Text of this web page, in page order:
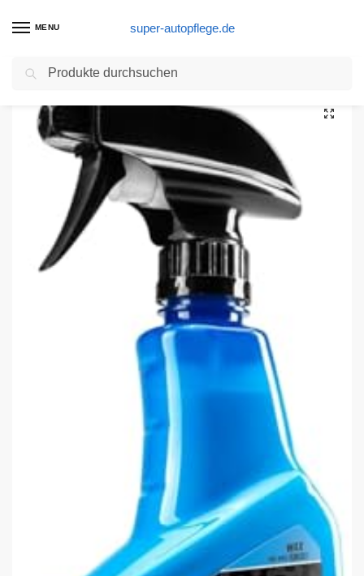
MENU super-autopflege.de
Start Autolack Produkte / Meguiar’s G190526EU Meguiars Hybrid Ceramic Wax Keramikwachs, 768 ml